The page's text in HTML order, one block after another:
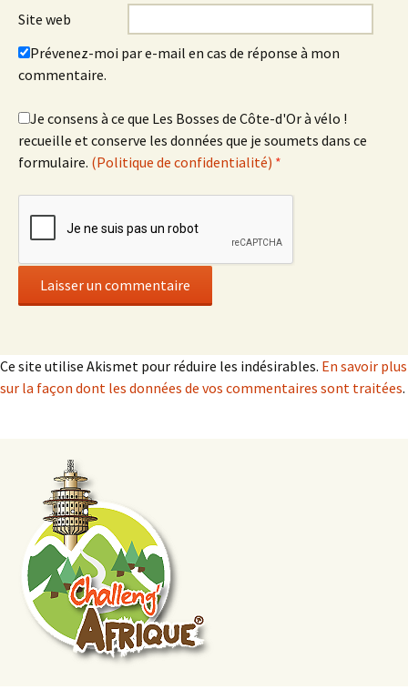
Site web
Prévenez-moi par e-mail en cas de réponse à mon
commentaire.
Je consens à ce que Les Bosses de Côte-d'Or à vélo !
recueille et conserve les données que je soumets dans ce
formulaire. (Politique de confidentialité) *
Ce site utilise Akismet pour réduire les indésirables. En savoir plus
sur la façon dont les données de vos commentaires sont traitées.